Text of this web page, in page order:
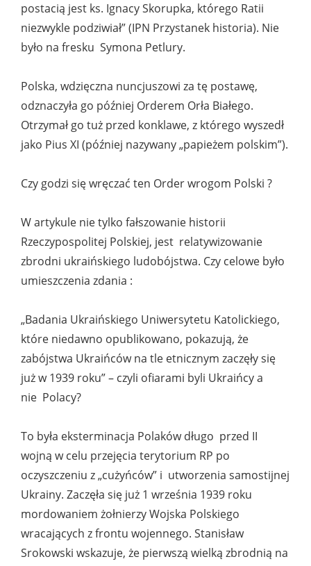
postacią jest ks. Ignacy Skorupka, którego Ratii
niezwykle podziwiał” (IPN Przystanek historia). Nie
było na fresku Symona Petlury.
Polska, wdzięczna nuncjuszowi za tę postawę,
odznaczyła go później Orderem Orła Białego.
Otrzymał go tuż przed konklawe, z którego wyszedł
jako Pius XI (później nazywany „papieżem polskim”).
Czy godzi się wręczać ten Order wrogom Polski ?
W artykule nie tylko fałszowanie historii
Rzeczypospolitej Polskiej, jest relatywizowanie
zbrodni ukraińskiego ludobójstwa. Czy celowe było
umieszczenia zdania :
„Badania Ukraińskiego Uniwersytetu Katolickiego,
które niedawno opublikowano, pokazują, że
zabójstwa Ukraińców na tle etnicznym zaczęły się
już w 1939 roku” – czyli ofiarami byli Ukraińcy a
nie Polacy?
To była eksterminacja Polaków długo przed II
wojną w celu przejęcia terytorium RP po
oczyszczeniu z „cużyńców” i utworzenia samostijnej
Ukrainy. Zaczęła się już 1 września 1939 roku
mordowaniem żołnierzy Wojska Polskiego
wracających z frontu wojennego. Stanisław
Srokowski wskazuje, że pierwszą wielką zbrodnią na